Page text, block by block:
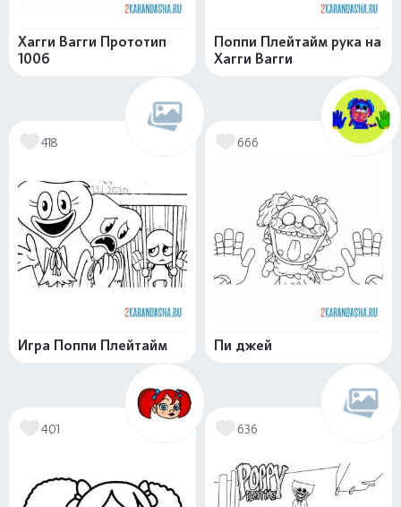
Хагги Вагги Прототип
1006
Поппи Плейтайм рука на
Хагги Вагги
418
Игра Поппи Плейтайм
666
Пи джей
401 636